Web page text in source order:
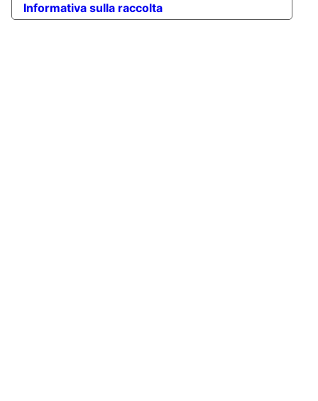
Informativa sulla raccolta